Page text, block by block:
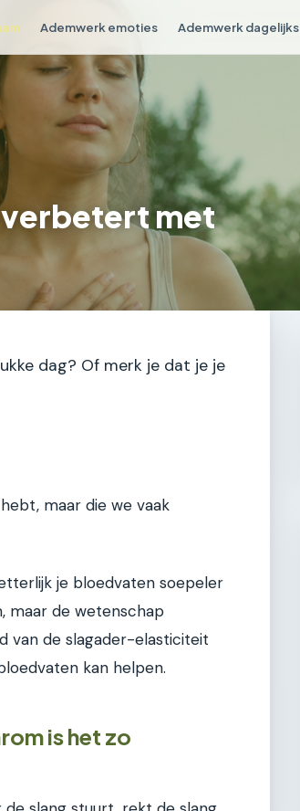
Ademwerk emoties Ademwerk dagelijks
met
dag? Of merk je dat je je
maar die we vaak
je bloedvaten soepeler
maar de wetenschap
van de slagader-elasticiteit
kan helpen.
is het zo